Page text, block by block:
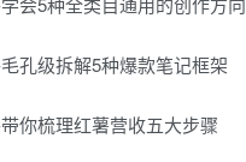
孔级拆解5种爆款笔记框架
你梳理红薯营收五大步骤